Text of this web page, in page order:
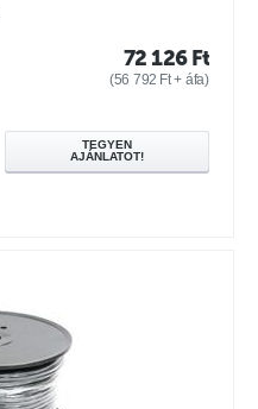
72 126 Ft
(56 792 Ft+ áfa)
TEGYEN
AJÁNLATOT!